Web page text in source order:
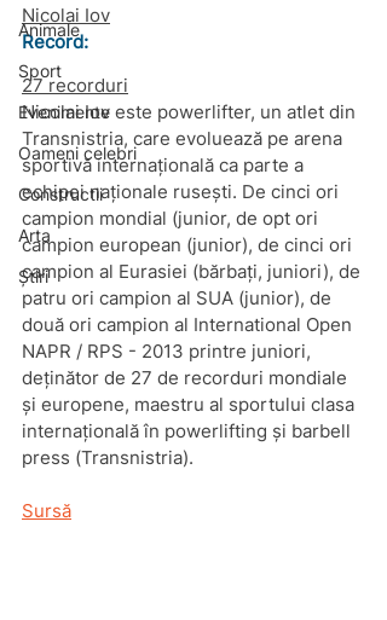
Animale
Sport
Evenimente
Oameni celebri
Constructii
Arta
Știri
Nicolai Iov
Record:
27 recorduri
Nicolai Iov este powerlifter, un atlet din
Transnistria, care evoluează pe arena
sportivă internațională ca parte a
echipei naționale rusești. De cinci ori
campion mondial (junior, de opt ori
campion european (junior), de cinci ori
campion al Eurasiei (bărbați, juniori), de
patru ori campion al SUA (junior), de
două ori campion al International Open
NAPR / RPS - 2013 printre juniori,
deținător de 27 de recorduri mondiale
și europene, maestru al sportului clasa
internațională în powerlifting și barbell
press (Transnistria).
Sursă